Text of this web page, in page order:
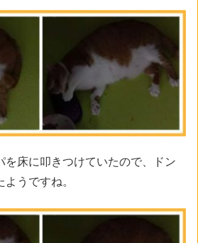
を床に叩きつけていたので、ドン
うですね。